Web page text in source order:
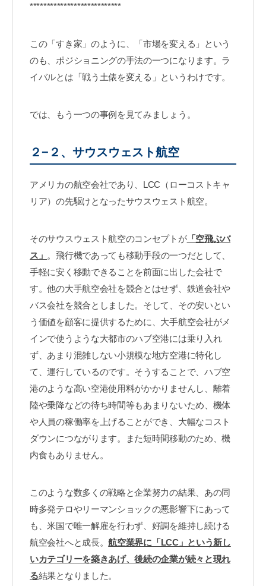
***************************
この「すき家」のように、「市場を変える」という
のも、ポジショニングの手法の一つになります。ラ
イバルとは「戦う土俵を変える」というわけです。
では、もう一つの事例を見てみましょう。
２−２、サウスウェスト航空
アメリカの航空会社であり、LCC（ローコストキャ
リア）の先駆けとなったサウスウェスト航空。
そのサウスウェスト航空のコンセプトが「空飛ぶバ
ス」 。飛行機であっても移動手段の一つだとして、
手軽に安く移動できることを前面に出した会社で
す。他の大手航空会社を競合とはせず、鉄道会社や
バス会社を競合としました。そして、その安いとい
う価値を顧客に提供するために、大手航空会社がメ
インで使うような大都市のハブ空港には乗り入れ
ず、あまり混雑しない小規模な地方空港に特化し
て、運行しているのです。そうすることで、ハブ空
港のような高い空港使用料がかかりませんし、離着
陸や乗降などの待ち時間等もあまりないため、機体
や人員の稼働率を上げることができ、大幅なコスト
ダウンにつながります。また短時間移動のため、機
内食もありません。
このような数多くの戦略と企業努力の結果、あの同
時多発テロやリーマンショックの悪影響下にあって
も、米国で唯一解雇を行わず、好調を維持し続ける
航空会社へと成長。航空業界に「LCC」という新し
いカテゴリーを築きあげ、後続の企業が続々と現れ
る結果となりました。